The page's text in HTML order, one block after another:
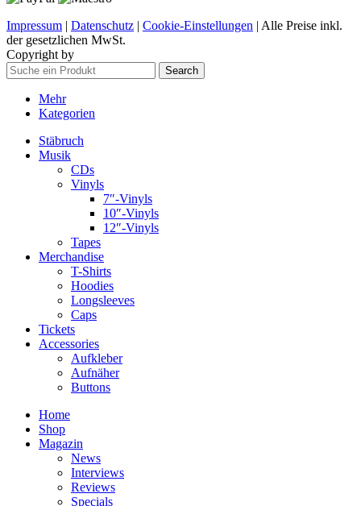
Impressum | Datenschutz | Cookie-Einstellungen | Alle Preise inkl.
der gesetzlichen MwSt.
Copyright by
Search
Mehr
Kategorien
Stäbruch
Musik
CDs
Vinyls
7″-Vinyls
10″-Vinyls
12″-Vinyls
Tapes
Merchandise
T-Shirts
Hoodies
Longsleeves
Caps
Tickets
Accessories
Aufkleber
Aufnäher
Buttons
Home
Shop
Magazin
News
Interviews
Reviews
Specials